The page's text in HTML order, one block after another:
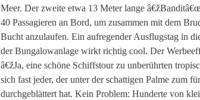
Meer. Der zweite etwa 13 Meter lange
40 Passagieren an Bord, um zusammen mit dem
Bucht anzulaufen. Ein aufregender Ausflugstag in
der Bungalowanlage wirkt richtig cool. Der
â€žJa, eine schöne Schiffstour zu unberührten
sich fast jeder, der unter der schattigen Palme zum
durchgeblättert hat. Kein Problem: Hunderte von